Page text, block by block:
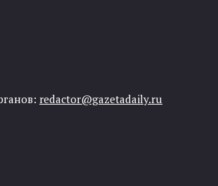
redactor@gazetadaily.ru